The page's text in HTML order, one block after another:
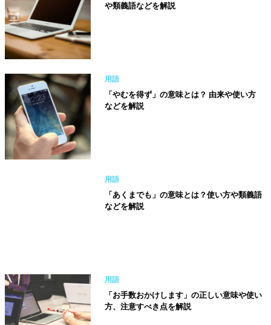
や類義語などを解説
用語
「やむを得ず」の意味とは？ 由来や使い方
などを解説
用語
「あくまでも」の意味とは？使い方や類義語
などを解説
用語
「お手数おかけします」の正しい意味や使い
方、注意すべき点を解説